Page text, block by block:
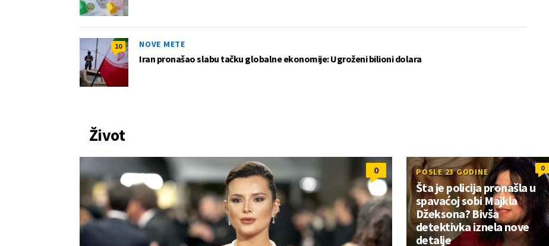
10 NOVE METE
Iran pronašao slabu tačku globalne ekonomije: Ugroženi bilioni dolara
Život
0 0
POSLE 23 GODINE
Šta je policija pronašla u
spavaćoj sobi Majkla
Džeksona? Bivša
detektivka iznela nove
detalje